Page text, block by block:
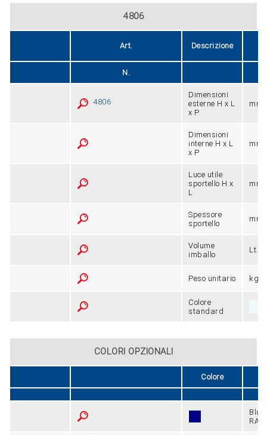
4806
Art. Descrizione
N.
4806
Dimensioni
esterne H x L
x P
mm
Dimensioni
interne H x L
x P
mm
Luce utile
sportello H x
L
mm
Spessore
sportello
mm
Volume
imballo
Lt.
Peso unitario kg
Colore
standard
COLORI OPZIONALI
Colore
Blu